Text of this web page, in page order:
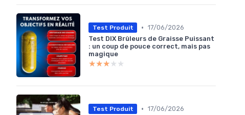
Test Produit • 17/06/2026
Test DIX Brûleurs de Graisse Puissant
: un coup de pouce correct, mais pas
magique
★★★★★
★★★★★
Test Produit • 17/06/2026